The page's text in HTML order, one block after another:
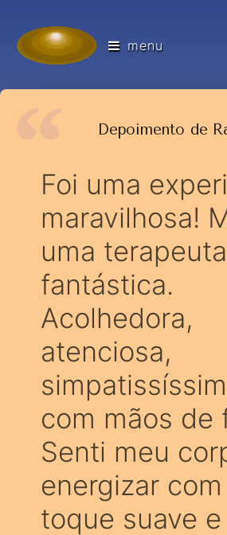
menu
Depoimento de
Foi uma
maravilhosa!
uma terapeuta
fantástica.
Acolhedora,
atenciosa,
com mãos de
Senti meu
energizar
toque suave e